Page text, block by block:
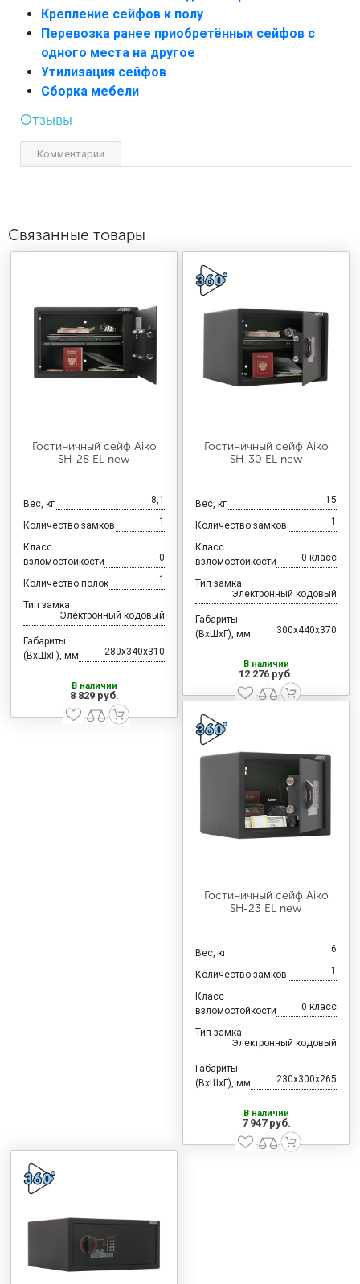
Крепление сейфов к полу
Перевозка ранее приобретённых сейфов с
одного места на другое
Утилизация сейфов
Сборка мебели
Отзывы
Комментарии
Связанные товары
Гостиничный сейф Aiko
SH-28 EL new
Вес, кг 8,1
Количество замков 1
Класс
взломостойкости
0
Количество полок 1
Тип замка
Электронный кодовый
Габариты
(ВхШхГ), мм
280x340x310
В наличии
8 829 руб.
Гостиничный сейф Aiko
SH-30 EL new
Вес, кг 15
Количество замков 1
Класс
взломостойкости
0 класс
Тип замка
Электронный кодовый
Габариты
(ВхШхГ), мм
300x440x370
В наличии
12 276 руб.
Гостиничный сейф Aiko
SH-23 EL new
Вес, кг 6
Количество замков 1
Класс
взломостойкости
0 класс
Тип замка
Электронный кодовый
Габариты
(ВхШхГ), мм
230x300x265
В наличии
7 947 руб.